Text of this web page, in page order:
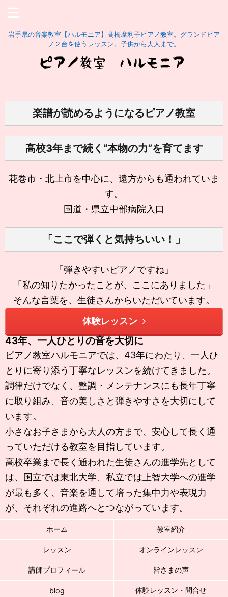
岩手県の音楽教室【ハルモニア】髙橋摩利子ピアノ教室。グランドピア
ノ２台を使うレッスン。子供から大人まで。
楽譜が読めるようになるピアノ教室
高校3年まで続く“本物の力”を育てます
花巻市・北上市を中心に、遠方からも通われていま
す。
国道・県立中部病院入口
「ここで弾くと気持ちいい！」
「弾きやすいピアノですね」
「私の知りたかったことが、ここにありました」
そんな言葉を、生徒さんからいただいています。
体験レッスン
43年、一人ひとりの音を大切に
ピアノ教室ハルモニアでは、43年にわたり、一人ひ
とりに寄り添う丁寧なレッスンを続けてきました。
調律だけでなく、整調・メンテナンスにも長年丁寧
に取り組み、音の美しさと弾きやすさを大切にして
います。
小さなお子さまから大人の方まで、安心して長く通
っていただける教室を目指しています。
高校卒業まで長く通われた生徒さんの進学先として
は、国立では東北大学、私立では上智大学への進学
が最も多く、音楽を通して培った集中力や表現力
が、それぞれの進路へとつながっています。
ホーム 教室紹介
レッスン オンラインレッスン
講師プロフィール 皆さまの声
blog 体験レッスン・問合せ